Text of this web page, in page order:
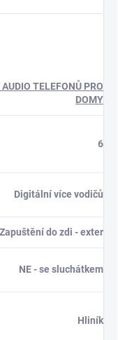
TELEFONŮ PRO
DOMY
6
Digitální více vodičů
Zapuštění do zdi - exter
NE - se sluchátkem
Hliník